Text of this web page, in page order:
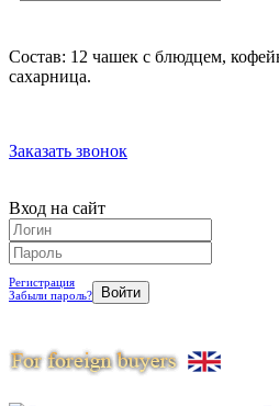
Состав: 12 чашек с блюдцем,
сахарница.
Заказать звонок
Вход на сайт
Регистрация
Забыли пароль?